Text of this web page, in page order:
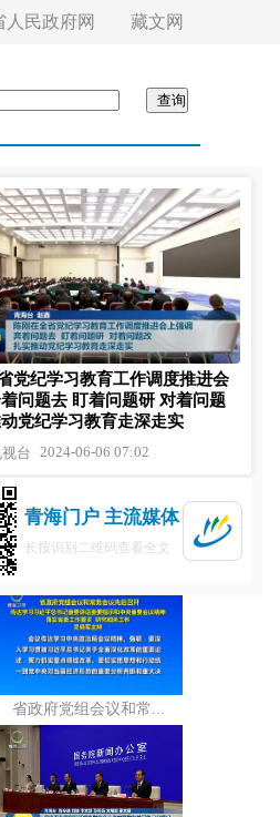
人民政府网 藏文网
课建设座谈会
海 "皇冠上的蓝宝石"
沙特
党纪学习教育工作
习教育
卫东主持
体会议召开
活动启动
次全体会议召开
省政府党组会议和常...
党纪学习教育工作调度推进会
着问题去 盯着问题研 对着问题
党纪学习教育走深走实
台 2024-06-06 07:02
青海门户 主流媒体
长按识别二维码查看全文